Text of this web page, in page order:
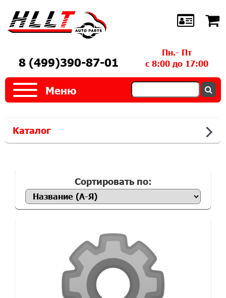
8 (499)390-87-01
Пн.- Пт
с 8:00 до 17:00
Меню
Каталог
Сортировать по: